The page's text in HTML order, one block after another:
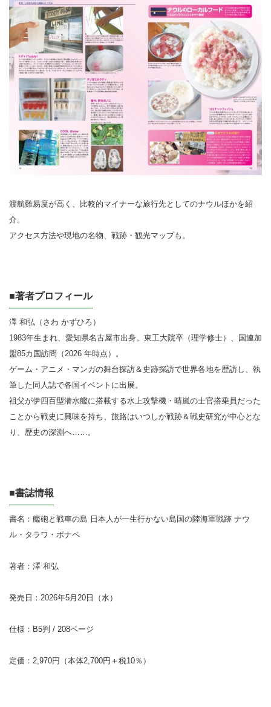
渡航難易度が高く、比較的マイナーな旅行先としてのナウルほかを紹
介。
アクセス方法や現地の名物、戦跡・観光マップも。
■著者プロフィール
澤 和弘（さわ かずひろ）
1983年生まれ、愛知県名古屋市出身。東工大院卒（理学修士）、国連加
盟85カ国訪問（2026 年時点）。
ゲーム・アニメ・マンガの舞台探訪＆史跡探訪で世界各地を歴訪し、執
筆した同人誌で各国イベントに出展。
祖父が伊四百型潜水艦に搭載する水上攻撃機・晴嵐の士官搭乗員だった
ことから戦史に興味を持ち、旅路はいつしか戦跡＆戦史研究が中心とな
り、歴史の深淵へ……。
■書誌情報
書名：艦砲と戦車の島 日本人が一生行かない島国の陸海軍戦跡 ナウ
ル・タラワ・ポナペ
著者：澤 和弘
発売日：2026年5月20日（水）
仕様：B5判 / 208ページ
定価：2,970円（本体2,700円＋税10％）